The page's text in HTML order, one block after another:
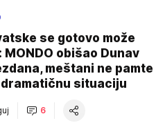
se gotovo može
MONDO obišao Dunav
meštani ne pamte
situaciju
6